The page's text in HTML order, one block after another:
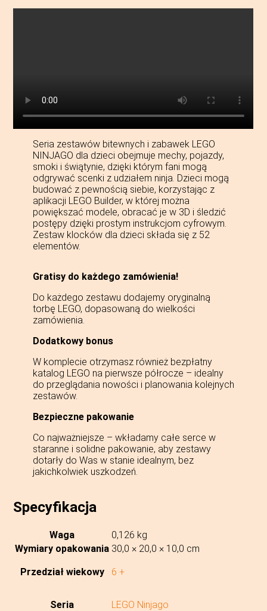
Seria zestawów bitewnych i zabawek LEGO
NINJAGO dla dzieci obejmuje mechy, pojazdy,
smoki i świątynie, dzięki którym fani mogą
odgrywać scenki z udziałem ninja. Dzieci mogą
budować z pewnością siebie, korzystając z
aplikacji LEGO Builder, w której można
powiększać modele, obracać je w 3D i śledzić
postępy dzięki prostym instrukcjom cyfrowym.
Zestaw klocków dla dzieci składa się z 52
elementów.
Gratisy do każdego zamówienia!
Do każdego zestawu dodajemy oryginalną
torbę LEGO, dopasowaną do wielkości
zamówienia.
Dodatkowy bonus
W komplecie otrzymasz również bezpłatny
katalog LEGO na pierwsze półrocze – idealny
do przeglądania nowości i planowania kolejnych
zestawów.
Bezpieczne pakowanie
Co najważniejsze – wkładamy całe serce w
staranne i solidne pakowanie, aby zestawy
dotarły do Was w stanie idealnym, bez
jakichkolwiek uszkodzeń.
Specyfikacja
Waga
0,126 kg
Wymiary opakowania 30,0 × 20,0 × 10,0 cm
Przedział wiekowy 6 +
Seria LEGO Ninjago